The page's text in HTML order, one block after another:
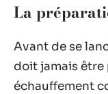
La
Avant de se
doit jamais être
échauffement